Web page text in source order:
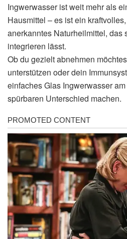
Ingwerwasser ist weit mehr als
Hausmittel – es ist ein
anerkanntes Naturheilmittel, das
integrieren lässt.
Ob du gezielt abnehmen
unterstützen oder dein
einfaches Glas Ingwerwasser
spürbaren Unterschied machen.